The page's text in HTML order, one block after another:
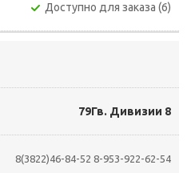
Доступно для заказа (6)
79Гв. Дивизии 8
8(3822)46-84-52 8-953-922-62-54